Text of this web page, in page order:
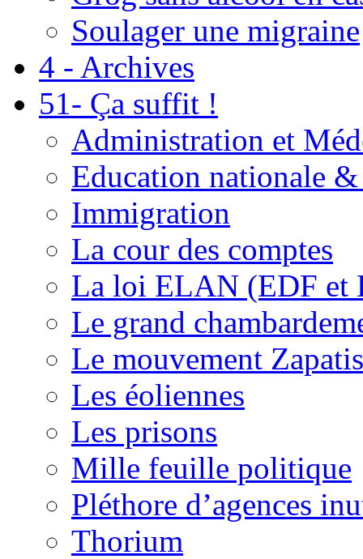
Soulager une migraine
4 - Archives
51- Ça suffit !
Administration et
Education nationale
Immigration
La cour des comptes
La loi ELAN (EDF et
Le grand
Le mouvement
Les éoliennes
Les prisons
Mille feuille politique
Pléthore d’agences
Thorium